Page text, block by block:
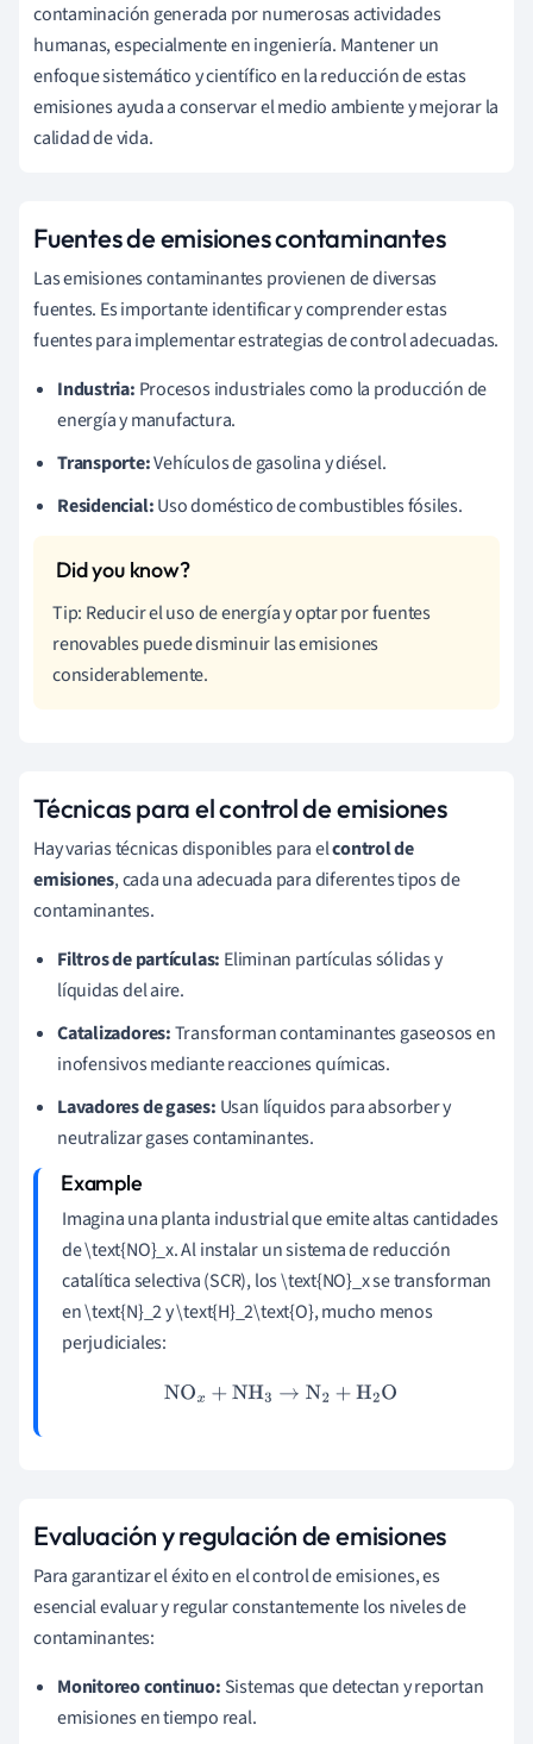
contaminación generada por numerosas actividades
humanas, especialmente en ingeniería. Mantener un
enfoque sistemático y científico en la reducción de estas
emisiones ayuda a conservar el medio ambiente y mejorar la
calidad de vida.
Fuentes de emisiones contaminantes
Las emisiones contaminantes provienen de diversas
fuentes. Es importante identificar y comprender estas
fuentes para implementar estrategias de control adecuadas.
Industria: Procesos industriales como la producción de
energía y manufactura.
Transporte:Vehículos de gasolina y diésel.
Residencial:Uso doméstico de combustibles fósiles.
Tip: Reducir el uso de energía y optar por fuentes
renovables puede disminuir las emisiones
considerablemente.
Técnicas para el control de emisiones
Hay varias técnicas disponibles para elcontrol de
emisiones, cada una adecuada para diferentes tipos de
contaminantes.
Filtros de partículas: Eliminan partículas sólidas y
líquidas del aire.
Catalizadores:Transforman contaminantes gaseosos en
inofensivos mediante reacciones químicas.
Lavadores de gases: Usan líquidos para absorber y
neutralizar gases contaminantes.
Imagina una planta industrial que emite altas cantidades
de \text{NO}_x. Al instalar un sistema de reducción
catalítica selectiva (SCR), los \text{NO}_x se transforman
en \text{N}_2 y \text{H}_2\text{O}, mucho menos
perjudiciales:
NOx+NH3→N 2+H 2O
Evaluación y regulación de emisiones
Para garantizar el éxito en el control de emisiones, es
esencial evaluar y regular constantemente los niveles de
contaminantes:
Monitoreo continuo: Sistemas que detectan y reportan
emisiones en tiempo real.